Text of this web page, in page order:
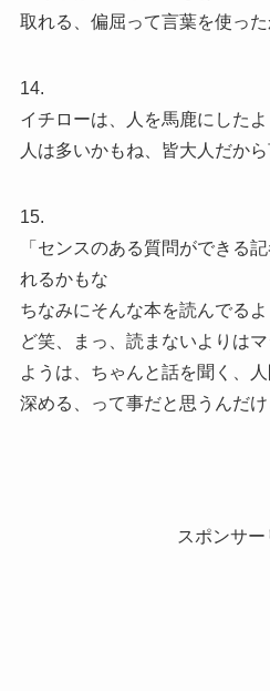
取れる、偏屈って言葉を使った
14.
イチローは、人を馬鹿にした
人は多いかもね、皆大人だか
15.
「センスのある質問ができる
れるかもな
ちなみにそんな本を読んでる
ど笑、まっ、読まないよりは
ようは、ちゃんと話を聞く、
深める、って事だと思うんだ
スポンサー